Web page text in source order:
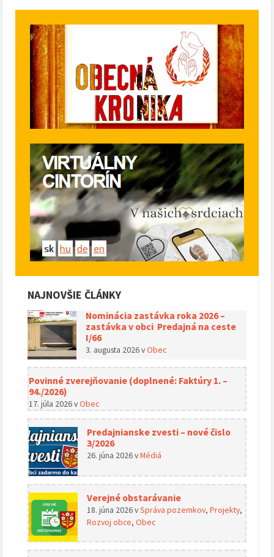
NAJNOVŠIE ČLÁNKY
Nominácia zastávka roka 2026 –
zastávka v obci Predajná na ceste
I/66
3. augusta 2026vObec
Povinné zverejňovanie (doplnené: Faktúry 1. –
94./2026)
17. júla 2026vObec
Predajnianske zvesti – nové čislo
3/2026
26. júna 2026vMédiá
Verejné obstarávanie
18. júna 2026vSpráva pozemkov, Projekty,
Rozvoj obce, Obec